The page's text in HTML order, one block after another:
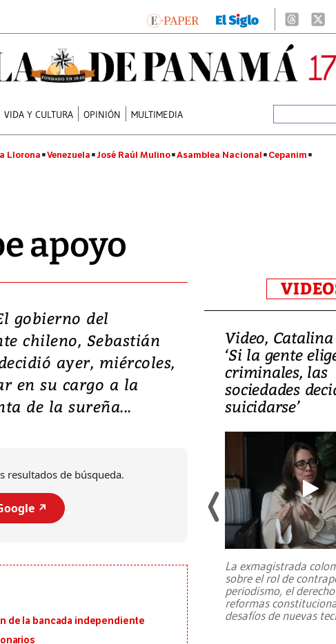
VIDA Y CULTURA OPINIÓN MULTIMEDIA
Llorona Venezuela José Raúl Mulino Asamblea Nacional Cepanim
apoyo
gobierno del
chileno, Sebastián
ayer, miércoles,
en su cargo a la
de la sureña...
resultados de búsqueda.
↗️
de la bancada independiente
Video, Japón: Terremoto
deja heridos y graves
daños en Kumamoto
al sur de Japón, provocando una
Video,
‘Si la gente
criminales, las
sociedades
suicidarse’
La exmagistrada
sobre el rol de
periodismo, el
reformas
desafíos de nuevas